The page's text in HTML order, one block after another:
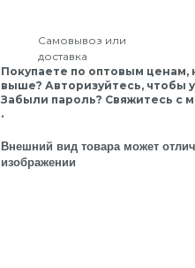
Самовывоз или
доставка
Покупаете по оптовым ценам,
выше? Авторизуйтесь, чтобы
Забыли пароль? Свяжитесь с
.
Внешний вид товара может
изображении